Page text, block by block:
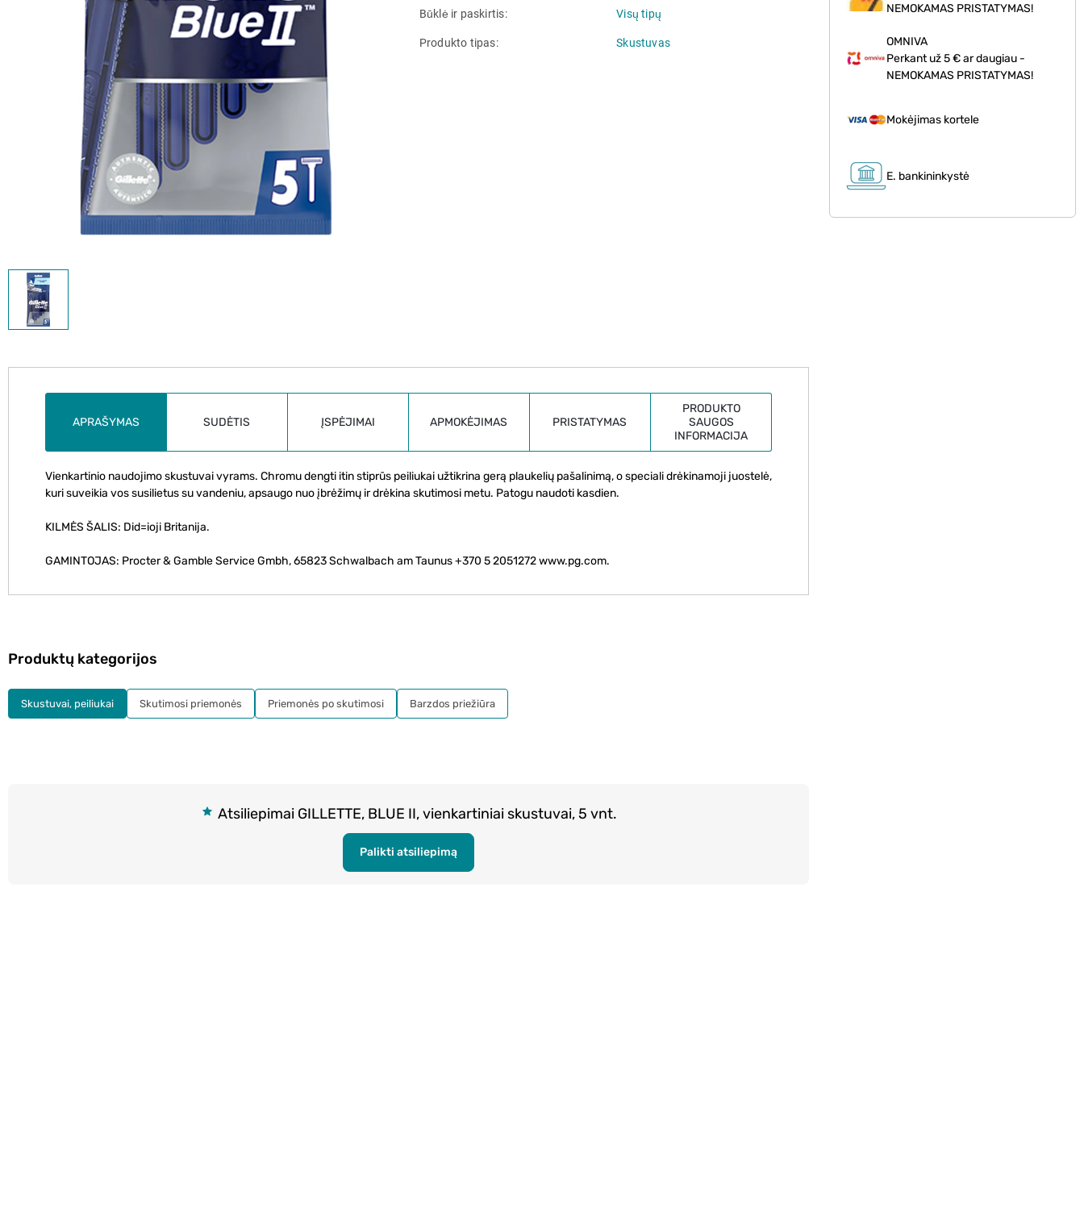
Būklė ir paskirtis Visų tipų
Produkto tipas Skustuvas
NEMOKAMAS PRISTATYMAS!
OMNIVA
Perkant už 5 € ar daugiau -
NEMOKAMAS PRISTATYMAS!
Mokėjimas kortele
E. bankininkystė
APRAŠYMAS SUDĖTIS ĮSPĖJIMAI APMOKĖJIMAS PRISTATYMAS
PRODUKTO
SAUGOS
INFORMACIJA
Vienkartinio naudojimo skustuvai vyrams. Chromu dengti itin stiprūs peiliukai užtikrina gerą plaukelių pašalinimą, o speciali drėkinamoji juostelė,
kuri suveikia vos susilietus su vandeniu, apsaugo nuo įbrėžimų ir drėkina skutimosi metu. Patogu naudoti kasdien.
KILMĖS ŠALIS: Did=ioji Britanija.
GAMINTOJAS: Procter & Gamble Service Gmbh, 65823 Schwalbach am Taunus +370 5 2051272 www.pg.com.
Atsiliepimai GILLETTE, BLUE II, vienkartiniai skustuvai, 5 vnt.
Palikti atsiliepimą
Produktų kategorijos
Skustuvai, peiliukai Skutimosi priemonės Priemonės po skutimosi Barzdos priežiūra